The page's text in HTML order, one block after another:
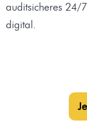
auditsicheres 24/
digital.